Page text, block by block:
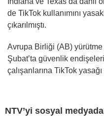
de TikTok kullanımını
çıkarılmıştı.
Avrupa Birliği (AB)
Şubat’ta güvenlik
çalışanlarına TikTok
NTV’yi sosyal